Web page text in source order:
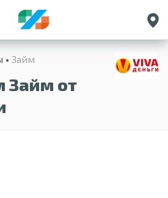
Санкт-Петербург
Екатеринбург
Краснодар
Займ
Займ от